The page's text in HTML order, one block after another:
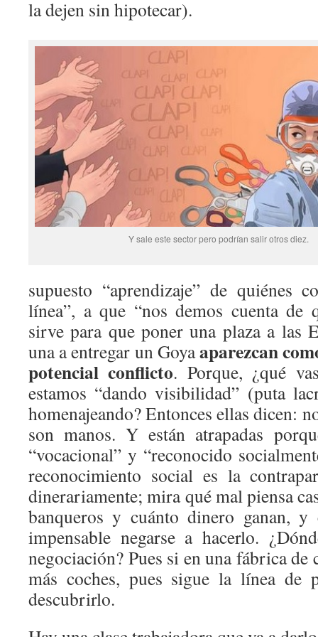
la dejen sin hipotecar).
Y sale este sector pero podrían salir otros diez.
supuesto “aprendizaje” de quiénes
línea”, a que “nos demos cuenta de
sirve para que poner una plaza a las
una a entregar un Goyaaparezcan
potencial conflicto. Porque, ¿qué
estamos “dando visibilidad” (puta
homenajeando? Entonces ellas dicen:
son manos. Y están atrapadas
“vocacional” y “reconocido
reconocimiento social es la
dinerariamente; mira qué mal piensa
banqueros y cuánto dinero ganan, y
impensable negarse a hacerlo.
negociación? Pues si en una fábrica de
más coches, pues sigue la línea de
descubrirlo.